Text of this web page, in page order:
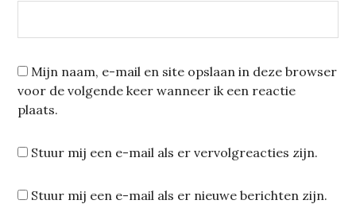
Mijn naam, e-mail en site opslaan in deze browser
voor de volgende keer wanneer ik een reactie
plaats.
Stuur mij een e-mail als er vervolgreacties zijn.
Stuur mij een e-mail als er nieuwe berichten zijn.